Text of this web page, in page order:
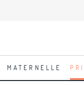
MATERNELLE